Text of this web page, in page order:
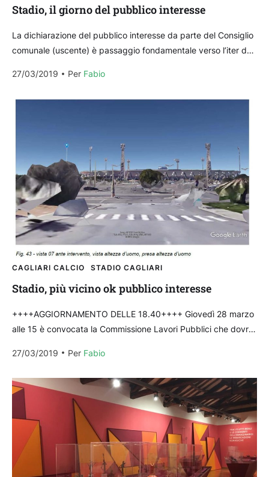
Stadio, il giorno del pubblico interesse
La dichiarazione del pubblico interesse da parte del Consiglio
comunale (uscente) è passaggio fondamentale verso l’iter del
27/03/2019
Per Fabio
CAGLIARI CALCIO STADIO CAGLIARI
Stadio, più vicino ok pubblico interesse
++++AGGIORNAMENTO DELLE 18.40++++ Giovedì 28 marzo
alle 15 è convocata la Commissione Lavori Pubblici che dovrà
concessione per la realizzazione...
27/03/2019 Per Fabio